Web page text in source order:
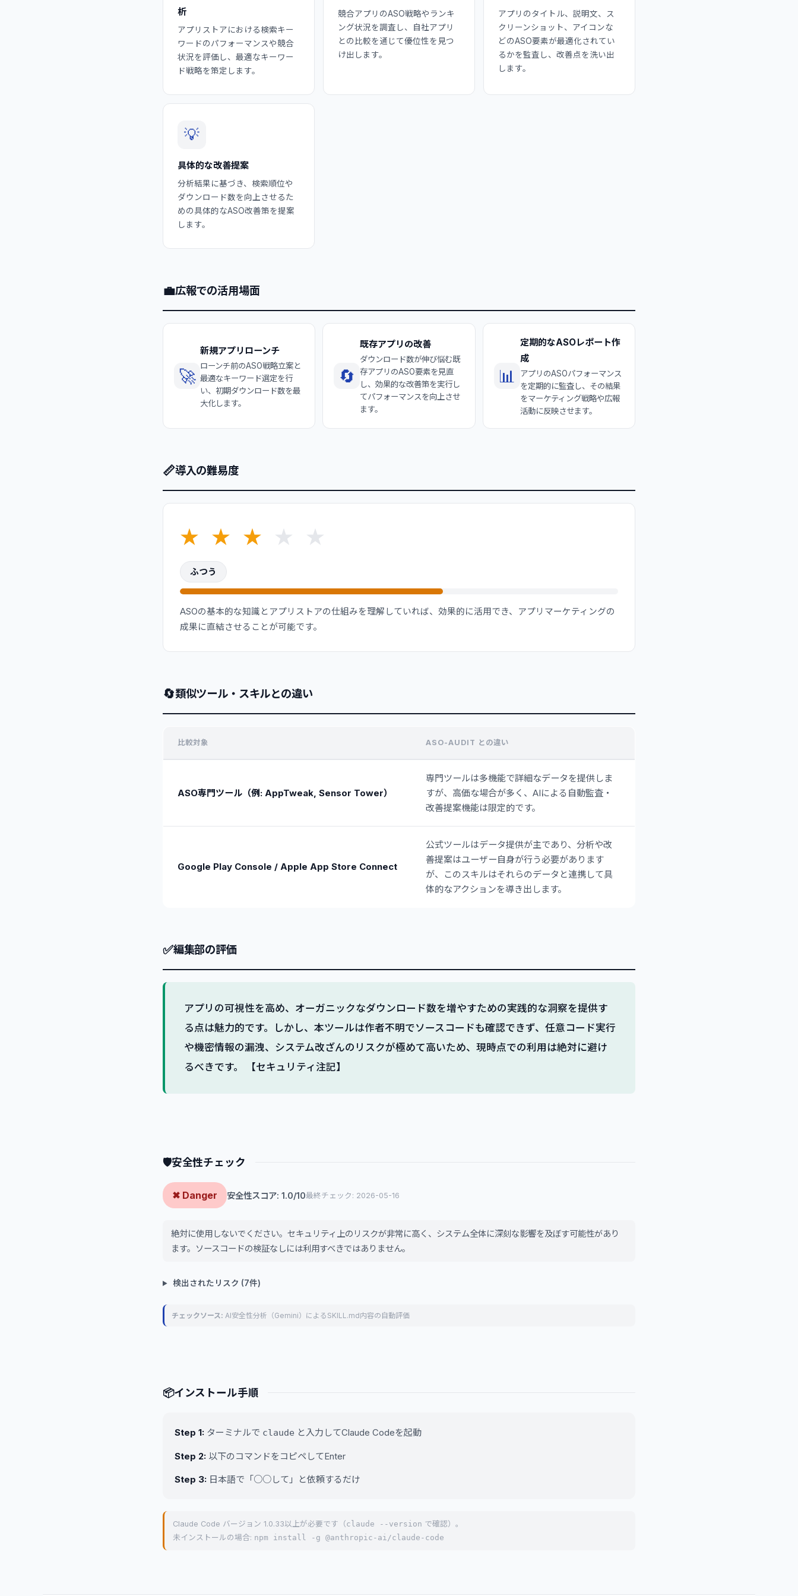
析
アプリストアにおける検索キー
ワードのパフォーマンスや競合
状況を評価し、最適なキーワー
ド戦略を策定します。
競合アプリのASO戦略やランキ
ング状況を調査し、自社アプリ
との比較を通じて優位性を見つ
け出します。
アプリのタイトル、説明文、ス
クリーンショット、アイコンな
どのASO要素が最適化されてい
るかを監査し、改善点を洗い出
します。
💡
具体的な改善提案
分析結果に基づき、検索順位や
ダウンロード数を向上させるた
めの具体的なASO改善策を提案
します。
💼広報での活用場面
🚀
新規アプリローンチ
ローンチ前のASO戦略立案と
最適なキーワード選定を行
い、初期ダウンロード数を最
大化します。
🔄
既存アプリの改善
ダウンロード数が伸び悩む既
存アプリのASO要素を見直
し、効果的な改善策を実行し
てパフォーマンスを向上させ
ます。
📊
定期的なASOレポート作
成
アプリのASOパフォーマンス
を定期的に監査し、その結果
をマーケティング戦略や広報
活動に反映させます。
📏導入の難易度
★ ★ ★ ★ ★
ふつう
ASOの基本的な知識とアプリストアの仕組みを理解していれば、効果的に活用でき、アプリマーケティングの
成果に直結させることが可能です。
🔄類似ツール・スキルとの違い
比較対象 ASO-AUDIT との違い
ASO専門ツール（例: AppTweak, Sensor Tower）
専門ツールは多機能で詳細なデータを提供しま
すが、高価な場合が多く、AIによる自動監査・
改善提案機能は限定的です。
Google Play Console / Apple App Store Connect
公式ツールはデータ提供が主であり、分析や改
善提案はユーザー自身が行う必要があります
が、このスキルはそれらのデータと連携して具
体的なアクションを導き出します。
✅編集部の評価
アプリの可視性を高め、オーガニックなダウンロード数を増やすための実践的な洞察を提供す
る点は魅力的です。しかし、本ツールは作者不明でソースコードも確認できず、任意コード実行
や機密情報の漏洩、システム改ざんのリスクが極めて高いため、現時点での利用は絶対に避け
るべきです。 【セキュリティ注記】
🛡安全性チェック
✖ Danger 安全性スコア: 1.0/10最終チェック: 2026-05-16
絶対に使用しないでください。セキュリティ上のリスクが非常に高く、システム全体に深刻な影響を及ぼす可能性があり
ます。ソースコードの検証なしには利用すべきではありません。
検出されたリスク (7件)
チェックソース: AI安全性分析（Gemini）によるSKILL.md内容の自動評価
📦インストール手順
Step 1: ターミナルで claude と入力してClaude Codeを起動
Step 2: 以下のコマンドをコピペしてEnter
Step 3: 日本語で「○○して」と依頼するだけ
Claude Code バージョン 1.0.33以上が必要です（claude --version で確認）。
未インストールの場合: npm install -g @anthropic-ai/claude-code